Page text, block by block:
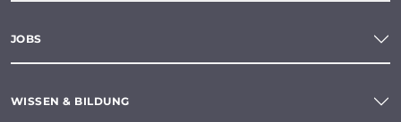
JOBS
WISSEN & BILDUNG